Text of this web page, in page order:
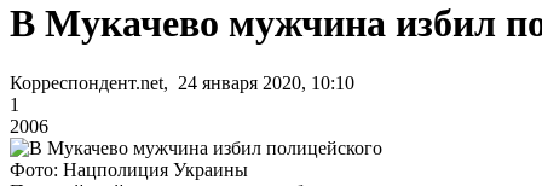
В Мукачево мужчина избил
Корреспондент.net, 24 января 2020, 10:10
1
2006
Фото: Нацполиция Украины